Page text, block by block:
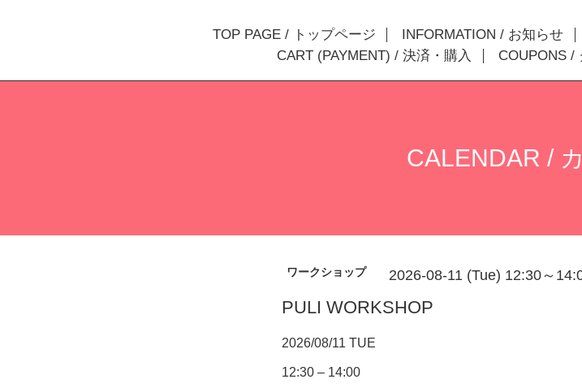
TOP PAGE / トップページ INFORMATION / お知らせ
CART (PAYMENT) / 決済・購入
COUPONS /
CALENDAR /
ワークショップ 2026-08-11 (Tue) 12:30～
PULI WORKSHOP
2026/08/11 TUE
12:30 – 14:00